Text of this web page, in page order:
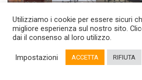
LAGO
E –
Trenino
Bernina –
LAGO di
Workshop
Utilizziamo i cookie per essere sicuri
migliore esperienza sul nostro sito.
dai il consenso al loro utilizzo.
Impostazioni ACCETTA RIFIUTA